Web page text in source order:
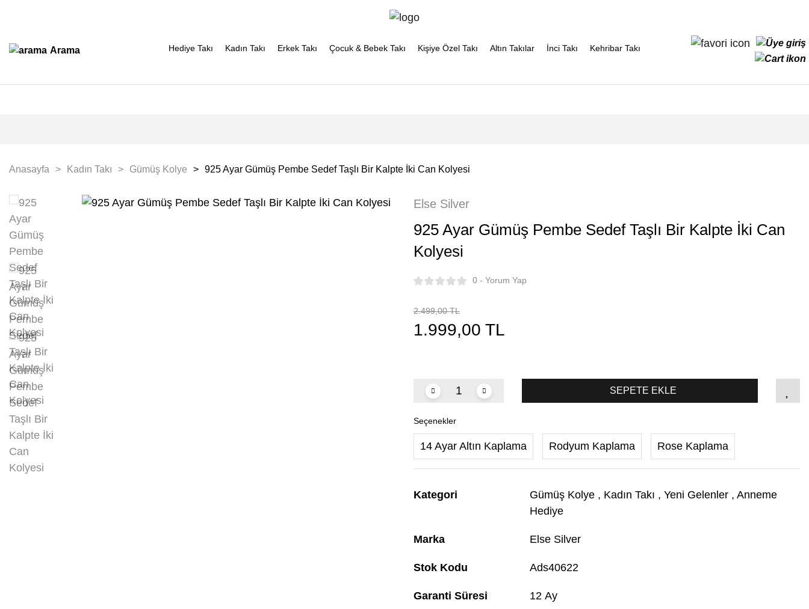
Arama Hediye Takı Kadın Takı Erkek Takı Çocuk & Bebek Takı Kişiye Özel Takı Altın Takılar İnci Takı Kehribar Takı
Anasayfa Kadın Takı Gümüş Kolye 925 Ayar Gümüş Pembe Sedef Taşlı Bir Kalpte İki Can Kolyesi
Else Silver
925 Ayar Gümüş Pembe Sedef Taşlı Bir Kalpte İki Can
Kolyesi
0 - Yorum Yap
2.499,00 TL
1.999,00 TL
SEPETE EKLE
Seçenekler
14 Ayar Altın Kaplama Rodyum Kaplama Rose Kaplama
Kategori Gümüş Kolye , Kadın Takı , Yeni Gelenler , Anneme
Hediye
Marka Else Silver
Stok Kodu Ads40622
Garanti Süresi 12 Ay